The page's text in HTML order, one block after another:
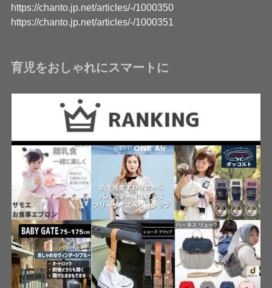
https://chanto.jp.net/articles/-/1000350
https://chanto.jp.net/articles/-/1000351
育児をおしゃれにスマートに